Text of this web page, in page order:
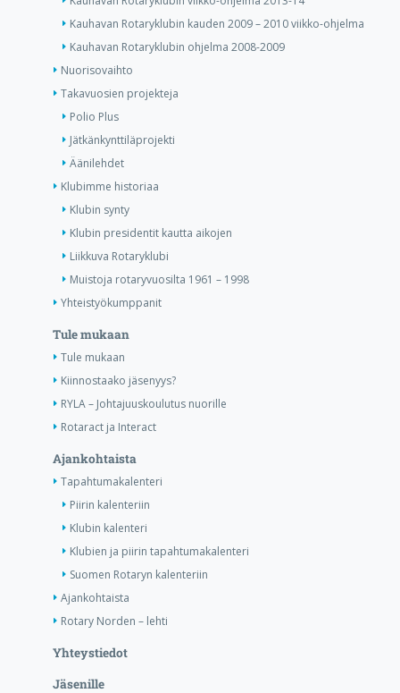
Kauhavan Rotaryklubin kauden 2009 – 2010 viikko-ohjelma
Kauhavan Rotaryklubin ohjelma 2008-2009
Nuorisovaihto
Takavuosien projekteja
Polio Plus
Jätkänkynttiläprojekti
Äänilehdet
Klubimme historiaa
Klubin synty
Klubin presidentit kautta aikojen
Liikkuva Rotaryklubi
Muistoja rotaryvuosilta 1961 – 1998
Yhteistyökumppanit
Tule mukaan
Tule mukaan
Kiinnostaako jäsenyys?
RYLA – Johtajuuskoulutus nuorille
Rotaract ja Interact
Ajankohtaista
Tapahtumakalenteri
Piirin kalenteriin
Klubin kalenteri
Klubien ja piirin tapahtumakalenteri
Suomen Rotaryn kalenteriin
Ajankohtaista
Rotary Norden – lehti
Yhteystiedot
Jäsenille